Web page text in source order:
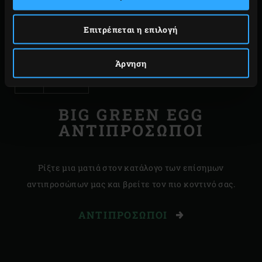
Επιτρέπεται η επιλογή
Άρνηση
5 cm 117236
BIG GREEN EGG
ΑΝΤΙΠΡΟΣΩΠΟΙ
Ρίξτε μια ματιά στον κατάλογο των επίσημων
αντιπροσώπων μας και βρείτε τον πιο κοντινό σας.
ΑΝΤΙΠΡΌΣΩΠΟΙ